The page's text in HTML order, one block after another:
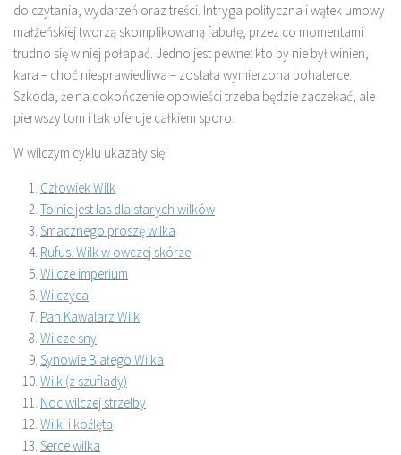
do czytania, wydarzeń oraz treści. Intryga polityczna i wątek umowy
małżeńskiej tworzą skomplikowaną fabułę, przez co momentami
trudno się w niej połapać. Jedno jest pewne: kto by nie był winien,
kara – choć niesprawiedliwa – została wymierzona bohaterce.
Szkoda, że na dokończenie opowieści trzeba będzie zaczekać, ale
pierwszy tom i tak oferuje całkiem sporo.
W wilczym cyklu ukazały się:
Człowiek Wilk
To nie jest las dla starych wilków
Smacznego proszę wilka
Rufus. Wilk w owczej skórze
Wilcze imperium
Wilczyca
Pan Kawalarz Wilk
Wilcze sny
Synowie Białego Wilka
Wilk (z szuflady)
Noc wilczej strzelby
Wilki i koźlęta
Serce wilka